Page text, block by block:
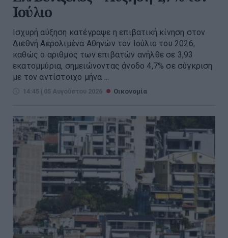
Ιούλιο
Ισχυρή αύξηση κατέγραψε η επιβατική κίνηση στον
Διεθνή Αερολιμένα Αθηνών τον Ιούλιο του 2026,
καθώς ο αριθμός των επιβατών ανήλθε σε 3,93
εκατομμύρια, σημειώνοντας άνοδο 4,7% σε σύγκριση
με τον αντίστοιχο μήνα ...
14:45 | 05 Αυγούστου 2026 Οικονομία